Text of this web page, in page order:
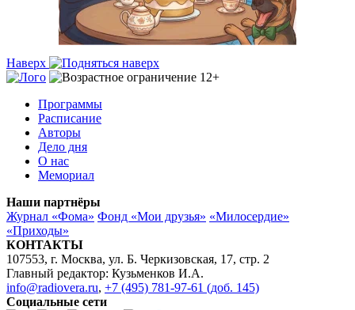
Наверх
Программы
Расписание
Авторы
Дело дня
О нас
Мемориал
Наши партнёры
Журнал «Фома» Фонд «Мои друзья» «Милосердие»
«Приходы»
КОНТАКТЫ
107553, г. Москва, ул. Б. Черкизовская, 17, стр. 2
Главный редактор: Кузьменков И.А.
info@radiovera.ru, +7 (495) 781-97-61 (доб. 145)
Социальные сети